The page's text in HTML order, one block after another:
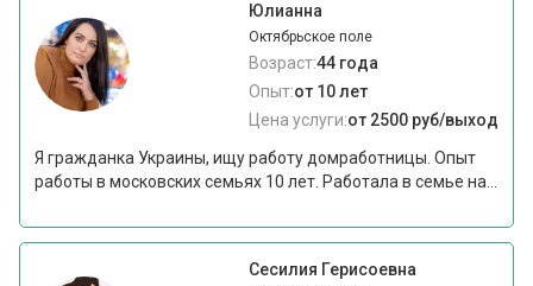
Юлианна
Октябрьское поле
Возраст:44 года
Опыт:от 10 лет
Цена услуги:от 2500 руб/выход
Я гражданка Украины, ищу работу домработницы. Опыт
работы в московских семьях 10 лет. Работала в семье на...
Сесилия Герисоевна